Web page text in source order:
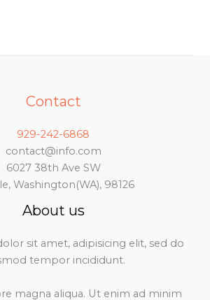
Contact
929-242-6868
contact@info.com
6027 38th Ave SW
Washington(WA), 98126
About us
sit amet, adipisicing elit, sed do
tempor incididunt.
magna aliqua. Ut enim ad minim